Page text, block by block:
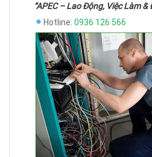
“APEC – Lao Động, Việc Làm &
Hotline: 0936 126 566